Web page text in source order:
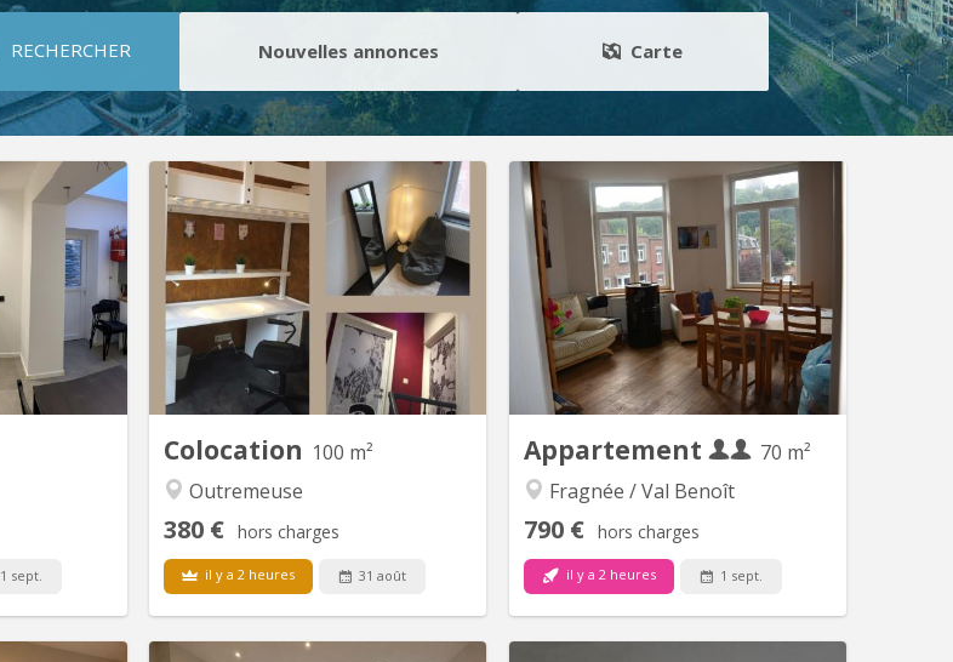
RECHERCHER Nouvelles annonces Carte
1 sept.
KL 14510
Colocation 100 m²
Outremeuse
380 € hors charges
il y a 2 heures 31 août
KL 15813
Appartement
70 m²
Fragnée / Val Benoît
790 € hors charges
il y a 2 heures 1 sept.
KL 10578